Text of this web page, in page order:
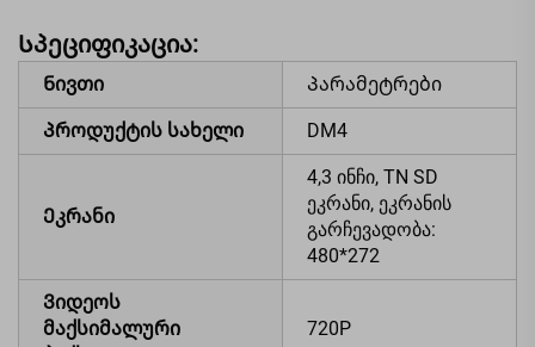
Სპეციფიკაცია:
Ნივთი Პარამეტრები
Პროდუქტის სახელი DM4
Ეკრანი
4,3 ინჩი, TN SD
ეკრანი, ეკრანის
გარჩევადობა:
480*272
Ვიდეოს
მაქსიმალური
720P